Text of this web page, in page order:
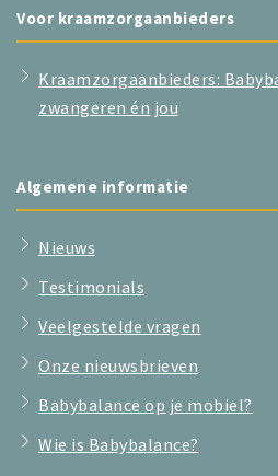
Voor kraamzorgaanbieders
Kraamzorgaanbieders:
zwangeren én jou
Algemene informatie
Nieuws
Testimonials
Veelgestelde vragen
Onze nieuwsbrieven
Babybalance op je mobiel?
Wie is Babybalance?